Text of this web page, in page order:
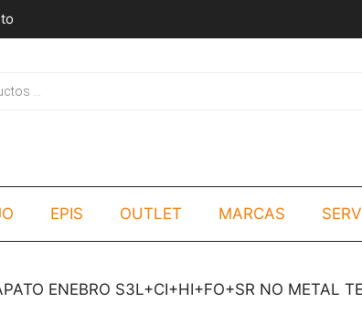
EPIS OUTLET MARCAS
ENEBRO S3L+CI+HI+FO+SR NO METAL